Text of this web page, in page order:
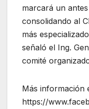
marcará un
consolidando al
más
señaló el Ing.
comité
Más información
https://